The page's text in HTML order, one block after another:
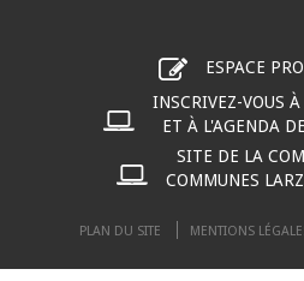
ESPACE
INSCRIVEZ-VOUS
ET À L'AGENDA
SITE DE LA
COMMUNES
PLAN DU SITE MENTIONS